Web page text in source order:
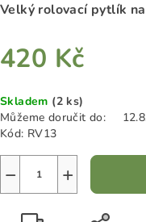
Velký rolovací pytlík
420 Kč
cena:
Skladem (2 ks)
Můžeme doručit do:
Kód: RV13
+
−